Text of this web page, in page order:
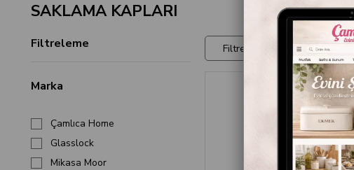
SAKLAMA KAPLARI
Filtreleme
Marka
Çamlıca Home
Glasslock
Mikasa Moor
Filtreler